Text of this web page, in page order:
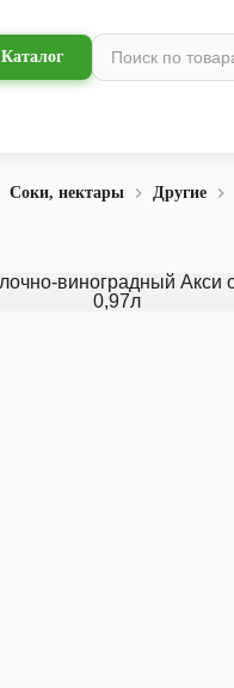
Каталог
Соки, нектары Другие